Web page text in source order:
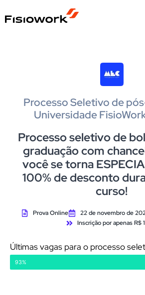
Processo Seletivo de
Universidade
Processo seletivo de
graduação com
você se torna
100% de desconto
curso!
Prova Online 22 de novembro de
Inscrição por apenas R$
Últimas vagas para o processo
Vagas preenchidas
93%